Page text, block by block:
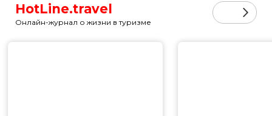
HotLine.travel
Онлайн-журнал о жизни в туризме